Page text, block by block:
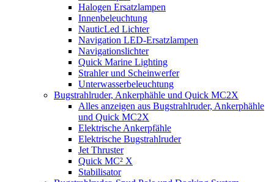
Halogen Ersatzlampen
Innenbeleuchtung
NauticLed Lichter
Navigation LED-Ersatzlampen
Navigationslichter
Quick Marine Lighting
Strahler und Scheinwerfer
Unterwasserbeleuchtung
Bugstrahlruder, Ankerphähle und Quick MC2X
Alles anzeigen aus Bugstrahlruder, Ankerphähle
und Quick MC2X
Elektrische Ankerpfähle
Elektrische Bugstrahlruder
Jet Thruster
Quick MC² X
Stabilisator